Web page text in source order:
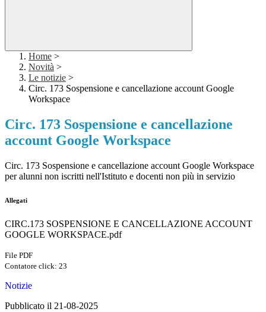
Home >
Novità >
Le notizie >
Circ. 173 Sospensione e cancellazione account Google
Workspace
Circ. 173 Sospensione e cancellazione
account Google Workspace
Circ. 173 Sospensione e cancellazione account Google Workspace
per alunni non iscritti nell'Istituto e docenti non più in servizio
Allegati
CIRC.173 SOSPENSIONE E CANCELLAZIONE ACCOUNT
GOOGLE WORKSPACE.pdf
File PDF
Contatore click: 23
Notizie
Pubblicato il 21-08-2025